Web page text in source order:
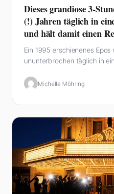
Dieses grandiose 3-
(!) Jahren täglich in
und hält damit einen
Ein 1995 erschienenes
ununterbrochen täglich in
Michelle Möhring